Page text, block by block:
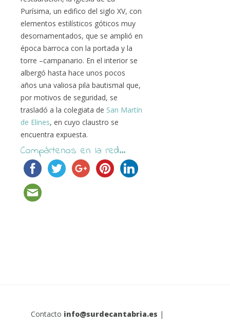
Purísima, un edifico del siglo XV, con
elementos estilísticos góticos muy
desornamentados, que se amplió en
época barroca con la portada y la
torre –campanario. En el interior se
albergó hasta hace unos pocos
años una valiosa pila bautismal que,
por motivos de seguridad, se
trasladó a la colegiata de San Martín
de Elines, en cuyo claustro se
encuentra expuesta.
Compártenos en la red...
Contacto info@surdecantabria.es |